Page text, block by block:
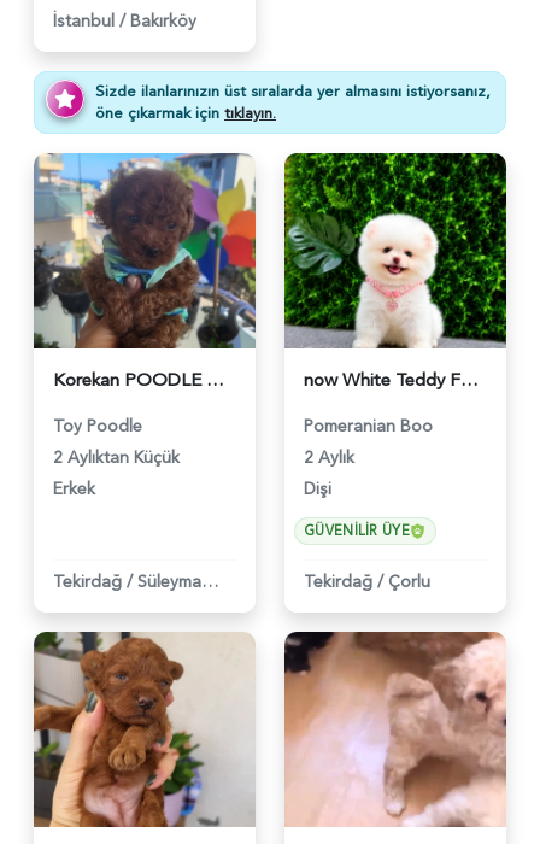
İstanbul / Bakırköy
Sizde ilanlarınızın üst sıralarda yer almasını istiyorsanız,
öne çıkarmak için tıklayın.
Korekan POODLE mükemmel güzellikte - 5861
Toy Poodle
2 Aylıktan Küçük
Erkek
Tekirdağ / Süleymanpaşa
now White Teddy Face Pomeranian Boo Dişi | Ruhsatlı Üretim | Premium Kalite - 5742
Pomeranian Boo
2 Aylık
Dişi
GÜVENILIR ÜYE
Tekirdağ / Çorlu